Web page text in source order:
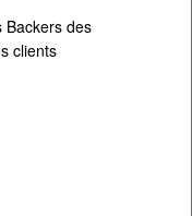
Backers des
clients